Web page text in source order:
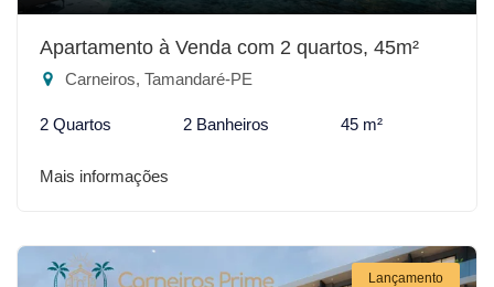
Apartamento à Venda com 2 quartos, 45m²
Carneiros, Tamandaré-PE
2 Quartos 2 Banheiros 45 m²
Mais informações
Lançamento